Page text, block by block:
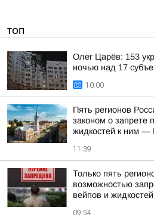
ТОП
Олег Царёв: 153
ночью над 17
10:00
Пять регионов
законом о запрете
жидкостей к ним —
11:39
Только пять
возможностью
вейпов и
09:54